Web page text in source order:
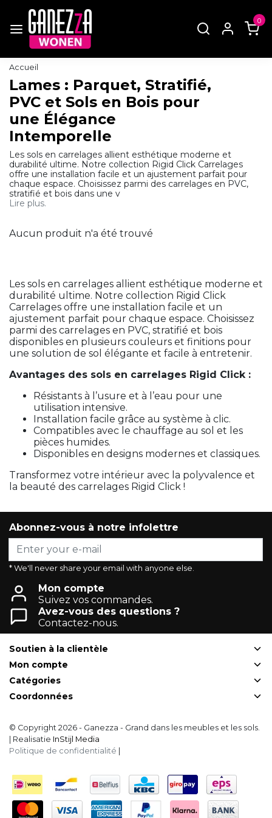
0
Accueil
Lames : Parquet, Stratifié,
PVC et Sols en Bois pour
une Élégance
Intemporelle
Les sols en carrelages allient esthétique moderne et
durabilité ultime. Notre collection Rigid Click Carrelages
offre une installation facile et un ajustement parfait pour
chaque espace. Choisissez parmi des carrelages en PVC,
stratifié et bois dans une v
Lire plus.
Aucun produit n'a été trouvé
Les sols en carrelages allient esthétique moderne et
durabilité ultime. Notre collection Rigid Click
Carrelages offre une installation facile et un
ajustement parfait pour chaque espace. Choisissez
parmi des carrelages en PVC, stratifié et bois
disponibles en plusieurs couleurs et finitions pour
une solution de sol élégante et facile à entretenir.
Avantages des sols en carrelages Rigid Click :
Résistants à l’usure et à l’eau pour une
utilisation intensive.
Installation facile grâce au système à clic.
Compatibles avec le chauffage au sol et les
pièces humides.
Disponibles en designs modernes et classiques.
Transformez votre intérieur avec la polyvalence et
la beauté des carrelages Rigid Click !
Abonnez-vous à notre infolettre
* We'll never share your email with anyone else.
Mon compte
Suivez vos commandes.
Avez-vous des questions ?
Contactez-nous.
Soutien à la clientèle
Mon compte
Catégories
Coordonnées
© Copyright 2026 - Ganezza - Grand dans les meubles et les sols.
| Realisatie InStijl Media
Politique de confidentialité